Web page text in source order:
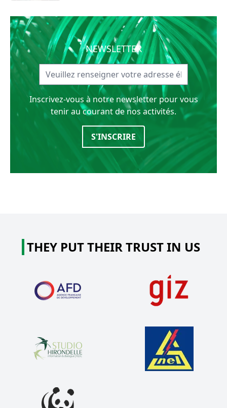
NEWSLETTER
Inscrivez-vous à notre newsletter pour vous
tenir au courant de nos activités.
S'INSCRIRE
THEY PUT THEIR TRUST IN US